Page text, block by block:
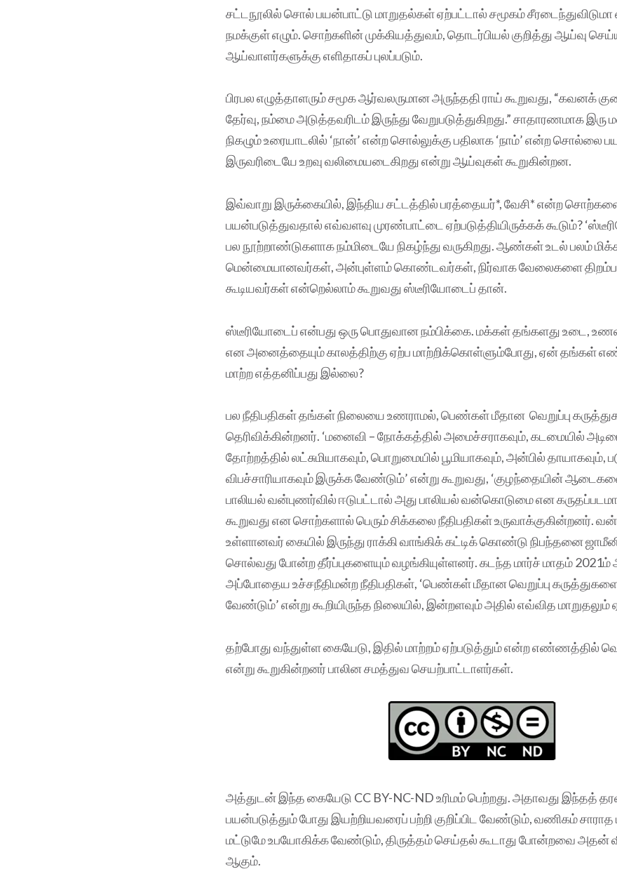
சட்டநூலில் சொல் பயன்பாட்டு மாறுதல்கள் ஏற்பட்டால் சமூகம்
நமக்குள் எழும். சொற்களின் முக்கியத்துவம், தொடர்பியல் குறித்து ஆய்வு
ஆய்வாளர்களுக்கு எளிதாகப் புலப்படும்.
பிரபல எழுத்தாளரும் சமூக ஆர்வலருமான அருந்ததி ராய் கூறுவது, “கவனக்
தேர்வு, நம்மை அடுத்தவரிடம் இருந்து வேறுபடுத்துகிறது.” சாதாரணமாக
நிகழும் உரையாடலில் ‘நான்’ என்ற சொல்லுக்கு பதிலாக ‘நாம்’ என்ற சொல்லை
இருவரிடையே உறவு வலிமையடைகிறது என்று ஆய்வுகள் கூறுகின்றன.
இவ்வாறு இருக்கையில், இந்திய சட்டத்தில் பரத்தையர்*, வேசி* என்ற
பயன்படுத்துவதால் எவ்வளவு முரண்பாட்டை ஏற்படுத்தியிருக்கக் கூடும்?
பல நூற்றாண்டுகளாக நம்மிடையே நிகழ்ந்து வருகிறது. ஆண்கள் உடல் பலம்
மென்மையானவர்கள், அன்புள்ளம் கொண்டவர்கள், நிர்வாக வேலைகளை
கூடியவர்கள் என்றெல்லாம் கூறுவது ஸ்டீரியோடைப் தான்.
ஸ்டீரியோடைப் என்பது ஒரு பொதுவான நம்பிக்கை. மக்கள் தங்களது உடை,
என அனைத்தையும் காலத்திற்கு ஏற்ப மாற்றிக்கொள்ளும்போது, ஏன் தங்கள்
மாற்ற எத்தனிப்பது இல்லை?
பல நீதிபதிகள் தங்கள் நிலையை உணராமல், பெண்கள் மீதான வெறுப்பு
தெரிவிக்கின்றனர். ‘மனைவி – நோக்கத்தில் அமைச்சராகவும், கடமையில்
தோற்றத்தில் லட்சுமியாகவும், பொறுமையில் பூமியாகவும், அன்பில் தாயாகவும்,
விபச்சாரியாகவும் இருக்க வேண்டும்’ என்று கூறுவது, ‘குழந்தையின்
பாலியல் வன்புணர்வில் ஈடுபட்டால் அது பாலியல் வன்கொடுமை என
கூறுவது என சொற்களால் பெரும் சிக்கலை நீதிபதிகள் உருவாக்குகின்றனர்.
உள்ளானவர் கையில் இருந்து ராக்கி வாங்கிக் கட்டிக் கொண்டு நிபந்தனை
சொல்வது போன்ற தீர்ப்புகளையும் வழங்கியுள்ளனர். கடந்த மார்ச் மாதம்
அப்போதைய உச்சநீதிமன்ற நீதிபதிகள், ‘பெண்கள் மீதான வெறுப்பு
வேண்டும்’ என்று கூறியிருந்த நிலையில், இன்றளவும் அதில் எவ்வித
தற்போது வந்துள்ள கையேடு, இதில் மாற்றம் ஏற்படுத்தும் என்ற எண்ணத்தில்
என்று கூறுகின்றனர் பாலின சமத்துவ செயற்பாட்டாளர்கள்.
அத்துடன் இந்த கையேடு CC BY-NC-ND உரிமம் பெற்றது. அதாவது இந்தத்
பயன்படுத்தும் போது இயற்றியவரைப் பற்றி குறிப்பிட வேண்டும், வணிகம்
மட்டுமே உபயோகிக்க வேண்டும், திருத்தம் செய்தல் கூடாது போன்றவை அதன்
ஆகும்.